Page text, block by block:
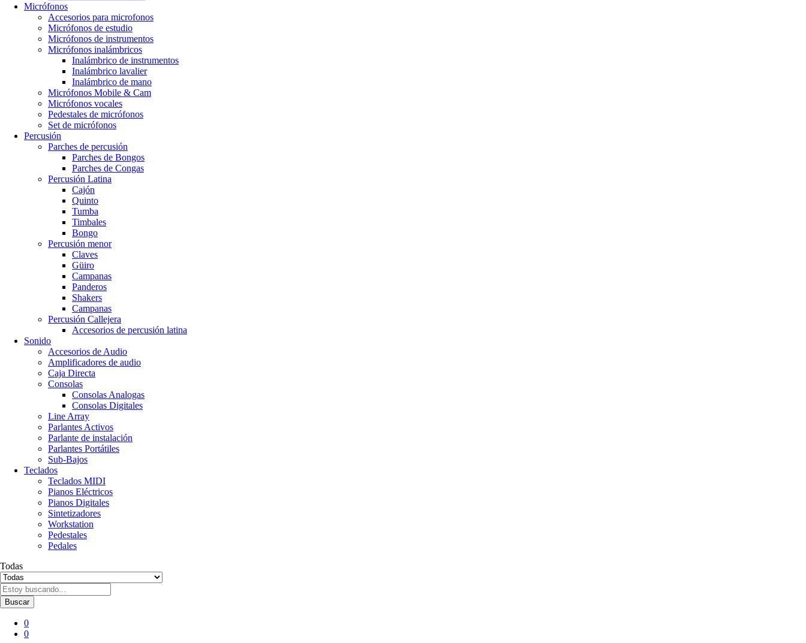
Micrófonos
Accesorios para microfonos
Micrófonos de estudio
Micrófonos de instrumentos
Micrófonos inalámbricos
Inalámbrico de instrumentos
Inalámbrico lavalier
Inalámbrico de mano
Micrófonos Mobile & Cam
Micrófonos vocales
Pedestales de micrófonos
Set de micrófonos
Percusión
Parches de percusión
Parches de Bongos
Parches de Congas
Percusión Latina
Cajón
Quinto
Tumba
Timbales
Bongo
Percusión menor
Claves
Güiro
Campanas
Panderos
Shakers
Campanas
Percusión Callejera
Accesorios de percusión latina
Sonido
Accesorios de Audio
Amplificadores de audio
Caja Directa
Consolas
Consolas Analogas
Consolas Digitales
Line Array
Parlantes Activos
Parlante de instalación
Parlantes Portátiles
Sub-Bajos
Teclados
Teclados MIDI
Pianos Eléctricos
Pianos Digitales
Sintetizadores
Workstation
Pedestales
Pedales
Todas
Buscar
0
0